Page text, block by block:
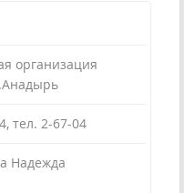
организация
тел. 2-67-04
Надежда